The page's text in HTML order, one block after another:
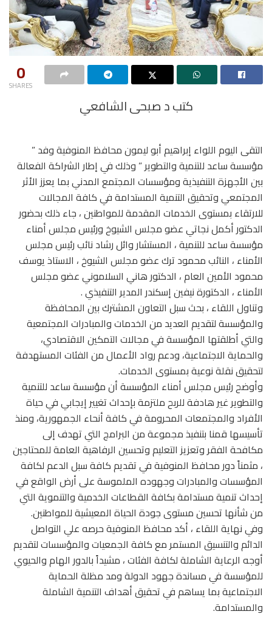
0
SHARES
كتب د صبحى الشافعي
التقى اليوم اللواء إبراهيم أبو ليمون محافظ المنوفية وفد ”
مؤسسة ساعد للتنمية والتطوير ” وذلك في إطار الشراكة الفعالة
بين الأجهزة التنفيذية ومؤسسات المجتمع المدني بما يعزز الأثر
المجتمعي وتحقيق التنمية المستدامة في كافة المجالات
للارتقاء بمستوى الخدمات المقدمة للمواطنين ، جاء ذلك بحضور
الدكتور أكمل نجاتي عضو مجلس الشيوخ ورئيس مجلس أمناء
مؤسسة ساعد للتنمية ، المستشار وائل رشاد نائب رئيس مجلس
الأمناء ، النائب محمود ترك عضو مجلس الشيوخ ، الاستاذ يوسف
محمود الأمين العام ، الدكتور هاني السلاموني عضو مجلس
الأمناء ، الدكتورة نيفين إسكندر المدير التنفيذي .
وتناول اللقاء ، بحث سبل التعاون المشترك بين المحافظة
والمؤسسة لتقديم العديد من الخدمات والمبادرات المجتمعية
والتي أطلقتها المؤسسة في مجالات التمكين الاقتصادي،
والحماية الاجتماعية، ودعم رواد الأعمال من الفئات المستهدفة
لتحقيق نقلة نوعية بمستوى الخدمات.
وأوضح رئيس مجلس أمناء المؤسسة أن مؤسسة ساعد للتنمية
والتطوير غير هادفة للربح ملتزمة بإحداث تغيير إيجابي في حياة
الأفراد والمجتمعات المحرومة في كافة أنحاء الجمهورية، ومنذ
تأسيسها قمنا بتنفيذ مجموعة من البرامج التي تهدف إلى
مكافحة الفقر وتعزيز التعليم وتحسين الرفاهية العامة للمحتاجين
، مثمناً دور محافظ المنوفية في تقديم كافة سبل الدعم لكافة
المؤسسات والمبادرات وجهوده الملموسة على أرض الواقع في
إحداث تنمية مستدامة بكافة القطاعات الخدمية والتنموية التي
من شأنها تحسين مستوى جودة الحياة المعيشية للمواطنين.
وفي نهاية اللقاء ، أكد محافظ المنوفية حرصه علي التواصل
الدائم والتنسيق المستمر مع كافة الجمعيات والمؤسسات لتقديم
أوجه الرعاية الشاملة لكافة الفئات ، مشيداً بالدور الهام والحيوي
للمؤسسة في مساندة جهود الدولة ومد مظلة الحماية
الاجتماعية بما يساهم في تحقيق أهداف التنمية الشاملة
والمستدامة.